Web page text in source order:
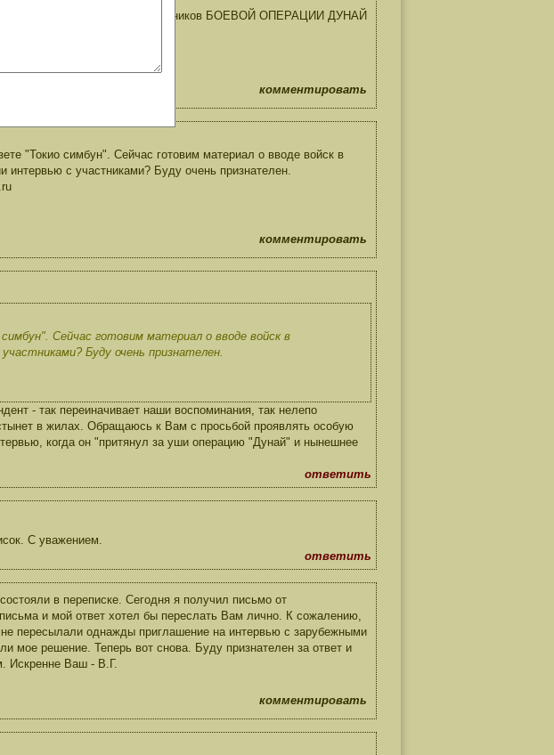
всех моих друзей,всех участников БОЕВОЙ ОПЕРАЦИИ ДУНАЙ
вечного мирного неба.
комментировать
"Токио симбун". Сейчас готовим материал о вводе войск в
с участниками? Буду очень признателен.
комментировать
Сейчас готовим материал о вводе войск в
Буду очень признателен.
- так переиначивает наши воспоминания, так нелепо
в жилах. Обращаюсь к Вам с просьбой проявлять особую
когда он "притянул за уши операцию "Дунай" и нынешнее
ответить
С уважением.
ответить
в переписке. Сегодня я получил письмо от
и мой ответ хотел бы переслать Вам лично. К сожалению,
пересылали однажды приглашение на интервью с зарубежными
мое решение. Теперь вот снова. Буду признателен за ответ и
Искренне Ваш - В.Г.
комментировать